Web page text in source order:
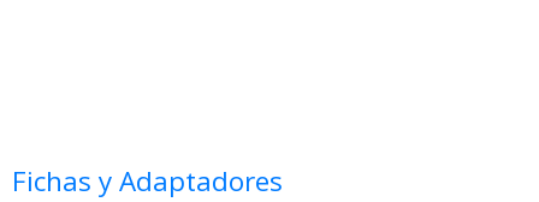
Fichas y Adaptadores